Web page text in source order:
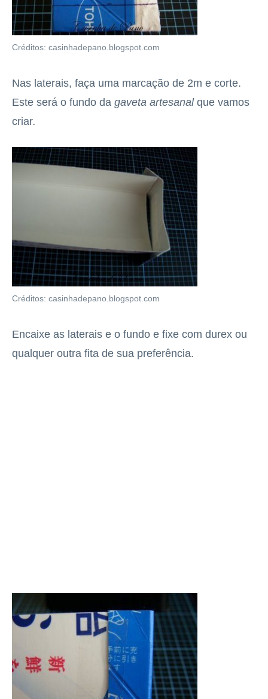
Créditos: casinhadepano.blogspot.com
Nas laterais, faça uma marcação de 2m e corte.
Este será o fundo da gaveta artesanal que vamos
criar.
Créditos: casinhadepano.blogspot.com
Encaixe as laterais e o fundo e fixe com durex ou
qualquer outra fita de sua preferência.